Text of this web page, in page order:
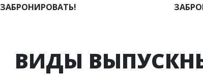
ЗАБРОНИРОВАТЬ!
ВИДЫ